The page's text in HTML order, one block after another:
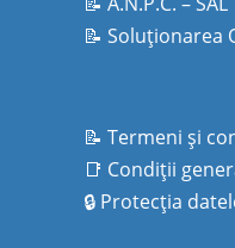
📝 Soluționarea
📝 Termeni şi
📑 Condiţii
🔒 Protecţia